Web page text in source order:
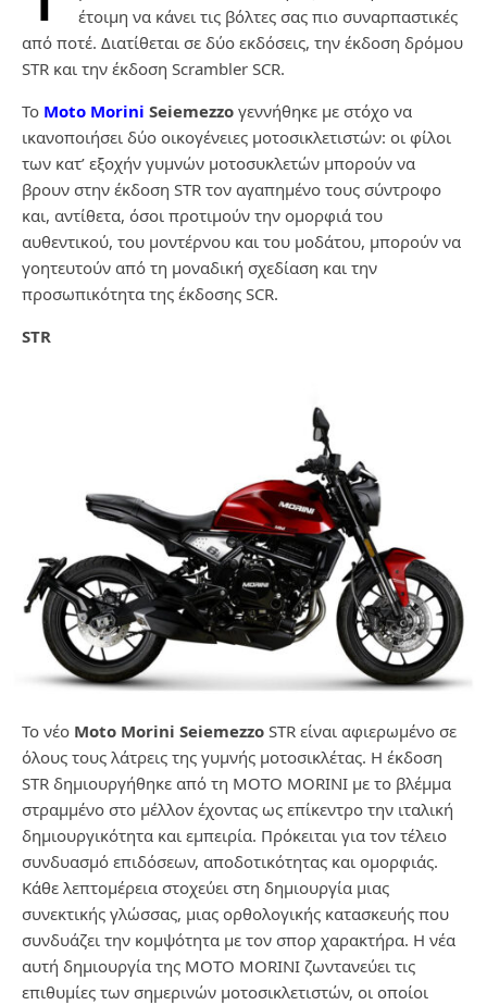
έτοιμη να κάνει τις βόλτες σας πιο συναρπαστικές
από ποτέ. Διατίθεται σε δύο εκδόσεις, την έκδοση δρόμου
STR και την έκδοση Scrambler SCR.
Το Moto Morini Seiemezzo γεννήθηκε με στόχο να
ικανοποιήσει δύο οικογένειες μοτοσικλετιστών: οι φίλοι
των κατ’ εξοχήν γυμνών μοτοσυκλετών μπορούν να
βρουν στην έκδοση STR τον αγαπημένο τους σύντροφο
και, αντίθετα, όσοι προτιμούν την ομορφιά του
αυθεντικού, του μοντέρνου και του μοδάτου, μπορούν να
γοητευτούν από τη μοναδική σχεδίαση και την
προσωπικότητα της έκδοσης SCR.
STR
Το νέο Moto Morini Seiemezzo STR είναι αφιερωμένο σε
όλους τους λάτρεις της γυμνής μοτοσικλέτας. Η έκδοση
STR δημιουργήθηκε από τη MOTO MORINI με το βλέμμα
στραμμένο στο μέλλον έχοντας ως επίκεντρο την ιταλική
δημιουργικότητα και εμπειρία. Πρόκειται για τον τέλειο
συνδυασμό επιδόσεων, αποδοτικότητας και ομορφιάς.
Κάθε λεπτομέρεια στοχεύει στη δημιουργία μιας
συνεκτικής γλώσσας, μιας ορθολογικής κατασκευής που
συνδυάζει την κομψότητα με τον σπορ χαρακτήρα. Η νέα
αυτή δημιουργία της MOTO MORINI ζωντανεύει τις
επιθυμίες των σημερινών μοτοσικλετιστών, οι οποίοι